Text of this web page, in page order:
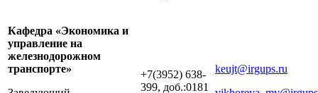
Кафедра «Экономика и
управление на
железнодорожном
транспорте»
+7(3952) 638-
399, доб.:0181
keujt@irgups.ru